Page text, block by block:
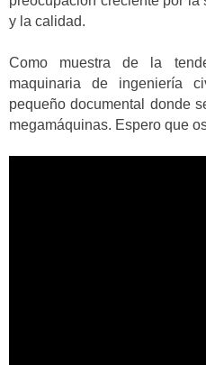
y la calidad.
Como muestra de la
maquinaria de ingeniería
pequeño documental donde
megamáquinas. Espero que